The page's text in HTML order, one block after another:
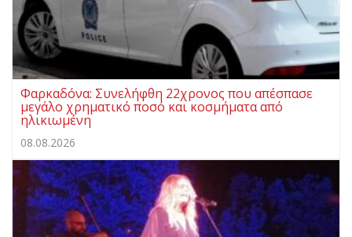
Φαρκαδόνα: Συνελήφθη 22χρονος που απέσπασε
μεγάλο χρηματικό ποσό και κοσμήματα από
ηλικιωμένη
08.08.2026